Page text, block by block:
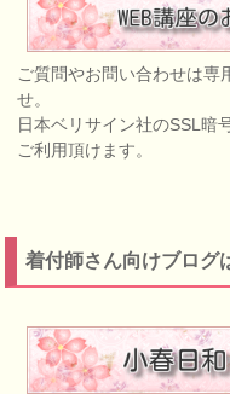
ご質問やお問い合わせは専
せ。
日本ベリサイン社のSSL暗
ご利用頂けます。
着付師さん向けブログ